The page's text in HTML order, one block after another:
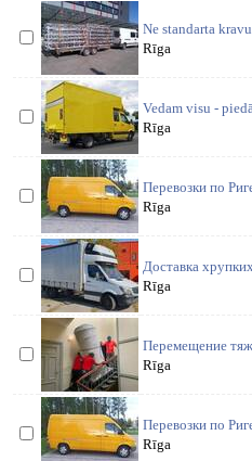
Ne standarta
Rīga
Vedam visu -
Rīga
Перевозки по
Rīga
Доставка
Rīga
Перемещение
Rīga
Перевозки по
Rīga